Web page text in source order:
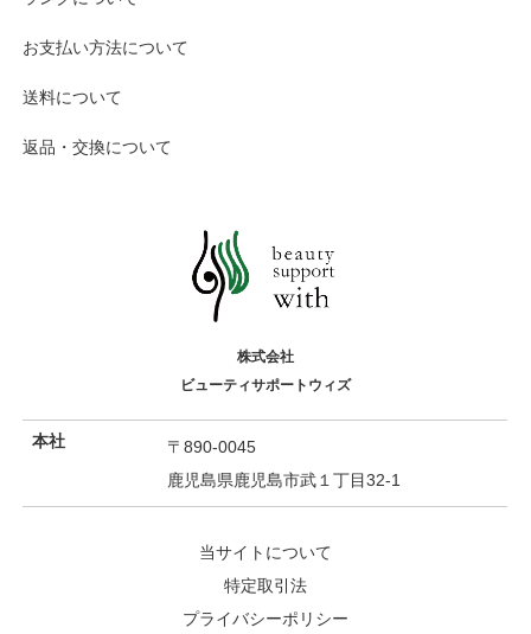
お支払い方法について
送料について
返品・交換について
株式会社
ビューティサポートウィズ
本社
〒890-0045
鹿児島県鹿児島市武１丁目32-1
当サイトについて
特定取引法
プライバシーポリシー